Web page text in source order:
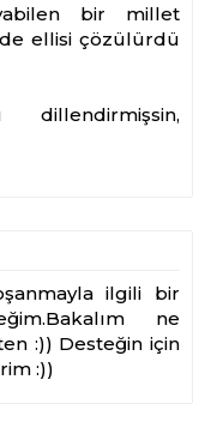
bir millet
ellisi çözülürdü
ilgili bir
ne
:)) Desteğin için
:))